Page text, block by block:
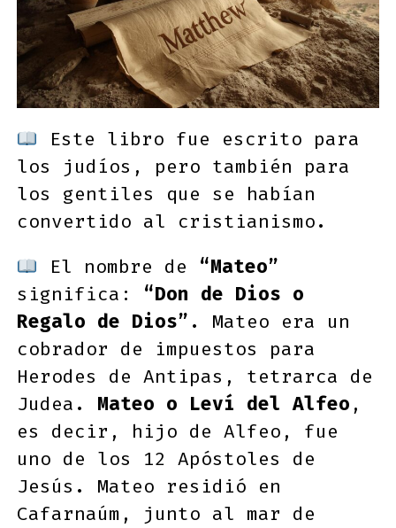
Este libro fue escrito para
los judíos, pero también para
los gentiles que se habían
convertido al cristianismo.
El nombre de “Mateo”
significa: “Don de Dios o
Regalo de Dios” . Mateo era un
cobrador de impuestos para
Herodes de Antipas, tetrarca de
Judea. Mateo o Leví del Alfeo ,
es decir, hijo de Alfeo, fue
uno de los 12 Apóstoles de
Jesús. Mateo residió en
Cafarnaúm, junto al mar de